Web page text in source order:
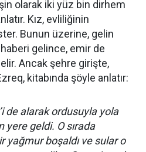
olarak iki yüz bin dirhem
Kız, evliliğinin
Bunun üzerine, gelin
haberi gelince, emir de
Ancak şehre girişte,
kitabında şöyle anlatır:
de alarak ordusuyla yola
yere geldi. O sırada
yağmur boşaldı ve sular o